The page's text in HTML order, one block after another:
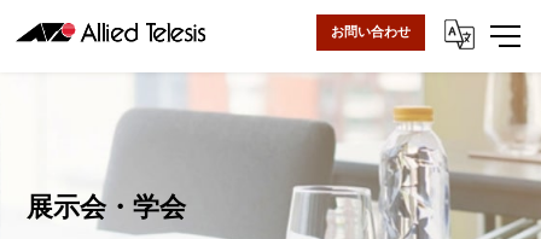
お問い合わせ
展示会・学会